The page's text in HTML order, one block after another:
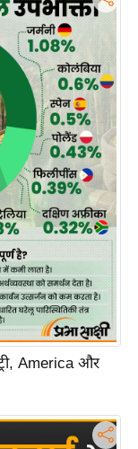
America और